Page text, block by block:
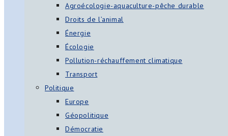
Agroécologie-aquaculture-pêche durable
Droits de l’animal
Énergie
Écologie
Pollution-réchauffement climatique
Transport
Politique
Europe
Géopolitique
Démocratie